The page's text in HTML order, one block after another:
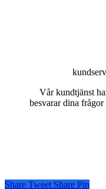
Vår kundtjänst
besvarar dina
Share Tweet Share Pin